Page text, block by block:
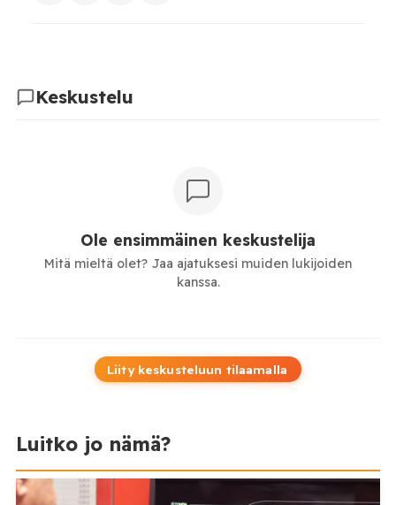
Keskustelu
Ole ensimmäinen keskustelija
Mitä mieltä olet? Jaa ajatuksesi muiden lukijoiden
kanssa.
Liity keskusteluun tilaamalla
Luitko jo nämä?